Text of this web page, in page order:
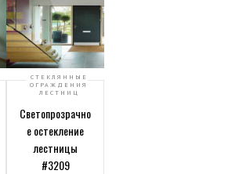
СТЕКЛЯННЫЕ
ОГРАЖДЕНИЯ
ЛЕСТНИЦ
Светопрозрачно
е остекление
лестницы
#3209